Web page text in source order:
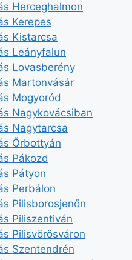
Herceghalmon
Kerepes
Kistarcsa
Leányfalun
Lovasberény
Martonvásár
Mogyoród
Nagykovácsiban
Nagytarcsa
Őrbottyán
Pákozd
Pátyon
Perbálon
Pilisborosjenőn
Piliszentiván
Pilisvörösváron
Szentendrén